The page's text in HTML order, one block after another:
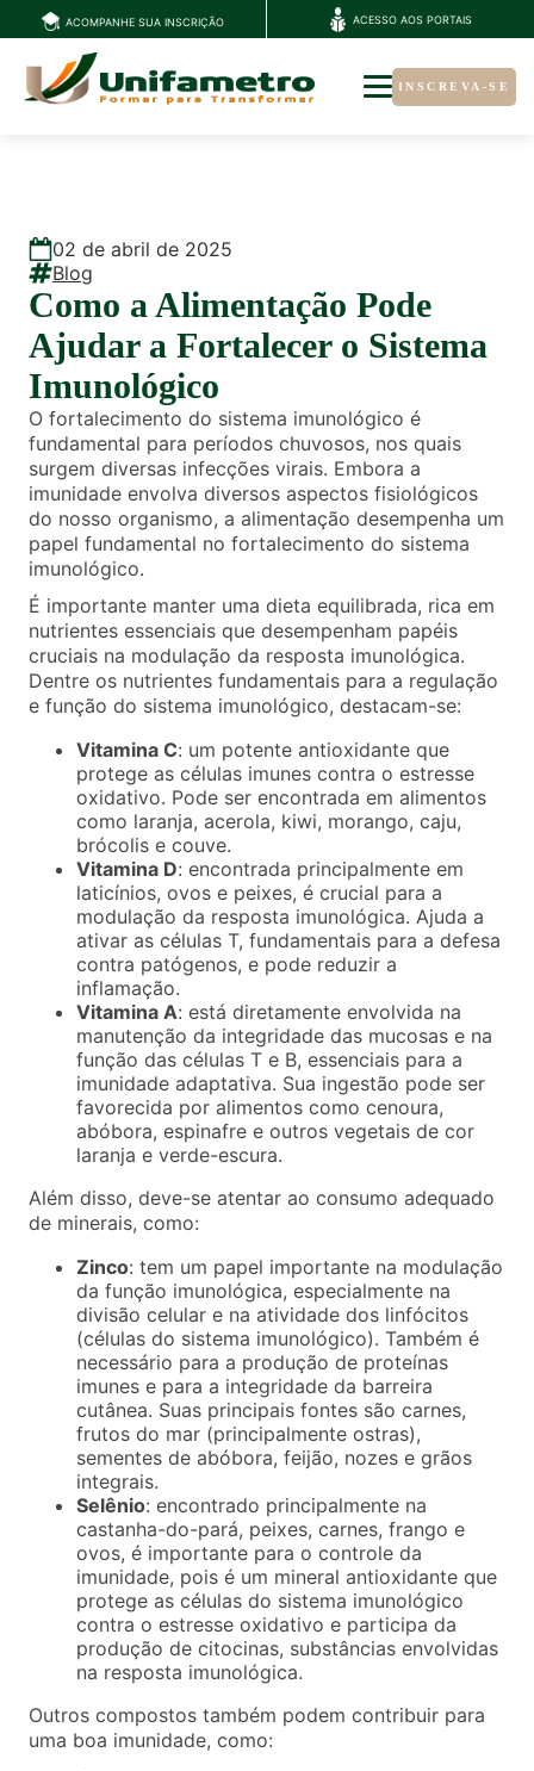
ACOMPANHE SUA INSCRIÇÃO ACESSO AOS PORTAIS
INSCREVA-SE
02 de abril de 2025
Blog
Como a Alimentação Pode
Ajudar a Fortalecer o Sistema
Imunológico
O fortalecimento do sistema imunológico é
fundamental para períodos chuvosos, nos quais
surgem diversas infecções virais. Embora a
imunidade envolva diversos aspectos fisiológicos
do nosso organismo, a alimentação desempenha um
papel fundamental no fortalecimento do sistema
imunológico.
É importante manter uma dieta equilibrada, rica em
nutrientes essenciais que desempenham papéis
cruciais na modulação da resposta imunológica.
Dentre os nutrientes fundamentais para a regulação
e função do sistema imunológico, destacam-se:
Vitamina C: um potente antioxidante que
protege as células imunes contra o estresse
oxidativo. Pode ser encontrada em alimentos
como laranja, acerola, kiwi, morango, caju,
brócolis e couve.
Vitamina D: encontrada principalmente em
laticínios, ovos e peixes, é crucial para a
modulação da resposta imunológica. Ajuda a
ativar as células T, fundamentais para a defesa
contra patógenos, e pode reduzir a
inflamação.
Vitamina A: está diretamente envolvida na
manutenção da integridade das mucosas e na
função das células T e B, essenciais para a
imunidade adaptativa. Sua ingestão pode ser
favorecida por alimentos como cenoura,
abóbora, espinafre e outros vegetais de cor
laranja e verde-escura.
Além disso, deve-se atentar ao consumo adequado
de minerais, como:
Zinco: tem um papel importante na modulação
da função imunológica, especialmente na
divisão celular e na atividade dos linfócitos
(células do sistema imunológico). Também é
necessário para a produção de proteínas
imunes e para a integridade da barreira
cutânea. Suas principais fontes são carnes,
frutos do mar (principalmente ostras),
sementes de abóbora, feijão, nozes e grãos
integrais.
Selênio: encontrado principalmente na
castanha-do-pará, peixes, carnes, frango e
ovos, é importante para o controle da
imunidade, pois é um mineral antioxidante que
protege as células do sistema imunológico
contra o estresse oxidativo e participa da
produção de citocinas, substâncias envolvidas
na resposta imunológica.
Outros compostos também podem contribuir para
uma boa imunidade, como: